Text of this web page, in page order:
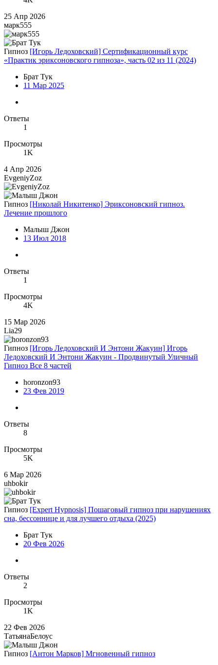
25 Апр 2026
марк555
Гипноз [Игорь Ледоховский] Сертификационный курс
«Практик эриксоновского гипноза», часть 02 из 11 (2024)
Брат Тук
11 Мар 2025
Ответы
1
Просмотры
1K
4 Апр 2026
EvgeniyZoz
Гипноз [Николай Никитенко] Эриксоновский гипноз.
Лечение прошлого
Малыш Джон
13 Июл 2018
Ответы
1
Просмотры
4K
15 Мар 2026
Lia29
Гипноз [Игорь Ледоховский И Энтони Жакуин] Игорь
Ледоховский И Энтони Жакуин - Продвинутый Уличный
Гипноз Все 8 частей
horonzon93
23 Фев 2019
Ответы
8
Просмотры
5K
6 Мар 2026
uhbokir
Гипноз [Expert Hypnosis] Пошаговый гипноз при нарушениях
сна, бессоннице и для лучшего отдыха (2025)
Брат Тук
20 Фев 2026
Ответы
2
Просмотры
1K
22 Фев 2026
ТатьянаБелоус
Гипноз [Антон Марков] Мгновенный гипноз